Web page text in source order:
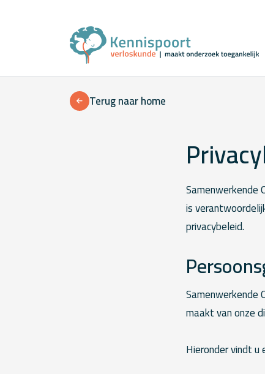
Terug naar home
Samenwerkende
is
privacybeleid.
Samenwerkende
maakt van onze
Hieronder vindt u